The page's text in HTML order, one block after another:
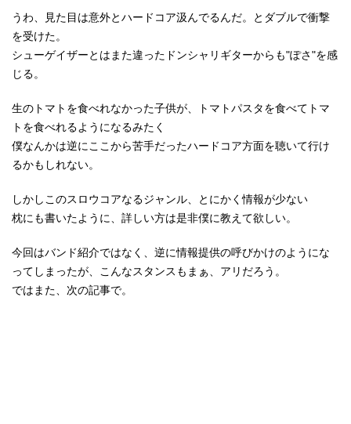
うわ、見た目は意外とハードコア汲んでるんだ。とダブルで衝撃
を受けた。
シューゲイザーとはまた違ったドンシャリギターからも"ぽさ"を感
じる。
生のトマトを食べれなかった子供が、トマトパスタを食べてトマ
トを食べれるようになるみたく
僕なんかは逆にここから苦手だったハードコア方面を聴いて行け
るかもしれない。
しかしこのスロウコアなるジャンル、とにかく情報が少ない
枕にも書いたように、詳しい方は是非僕に教えて欲しい。
今回はバンド紹介ではなく、逆に情報提供の呼びかけのようにな
ってしまったが、こんなスタンスもまぁ、アリだろう。
ではまた、次の記事で。